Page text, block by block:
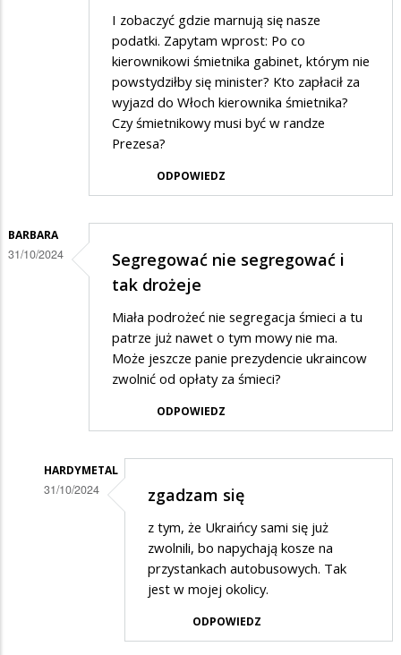
I zobaczyć gdzie marnują się nasze
podatki. Zapytam wprost: Po co
kierownikowi śmietnika gabinet, którym nie
powstydziłby się minister? Kto zapłacił za
wyjazd do Włoch kierownika śmietnika?
Czy śmietnikowy musi być w randze
Prezesa?
ODPOWIEDZ
BARBARA
31/10/2024
Segregować nie segregować i
tak drożeje
Miała podrożeć nie segregacja śmieci a tu
patrze już nawet o tym mowy nie ma.
Może jeszcze panie prezydencie ukraincow
zwolnić od opłaty za śmieci?
ODPOWIEDZ
HARDYMETAL
31/10/2024 zgadzam się
z tym, że Ukraińcy sami się już
zwolnili, bo napychają kosze na
przystankach autobusowych. Tak
jest w mojej okolicy.
ODPOWIEDZ